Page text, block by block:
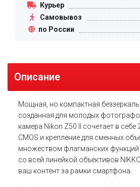
Курьер
Самовывоз
по России
Описание
Мощная, но компактная
созданная для молодых
камера Nikon Z50 II сочетает в
CMOS и крепление для сменных
множеством флагманских
со всей линейкой объективов
ваш контент за рамки смартфона.